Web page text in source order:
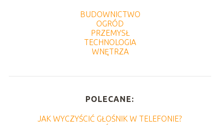
BUDOWNICTWO
OGRÓD
PRZEMYSŁ
TECHNOLOGIA
WNĘTRZA
POLECANE:
JAK WYCZYŚCIĆ GŁOŚNIK W TELEFONIE?